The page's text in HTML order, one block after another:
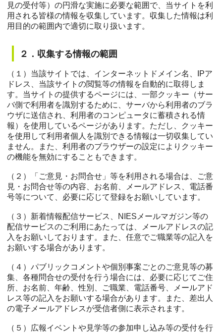
見の受付等）の円滑な実施に必要な範囲で、当サイトを利
用される皆様の情報を収集しています。収集した情報は利
用目的の範囲内で適切に取り扱います。
２．収集する情報の範囲
（１）当該サイトでは、インターネットドメイン名、IPア
ドレス、当該サイトの閲覧等の情報を自動的に取得しま
す。当サイトの提供するページには、一部クッキー（サー
バ側で利用者を識別するために、サーバから利用者のブラ
ウザに送信され、利用者のコンピュータに蓄積される情
報）を使用しているページがあります。ただし、クッキー
を使用して利用者個人を識別できる情報は一切収集してい
ません。また、利用者のブラウザーの設定によりクッキー
の機能を無効にすることもできます。
（２）「ご意見・お問合せ」等を利用される場合は、ご意
見・お問合せ等の内容、お名前、メールアドレス、電話番
号等について、必要に応じて登録をお願いしています。
（３）新着情報配信サービス、NIESメールマガジン等の
配信サービスのご利用にあたっては、メールアドレスの記
入をお願いしております。また、任意でご職業等の記入を
お願いする場合があります。
（４）パブリックコメントや個別事案ごとのご意見等の募
集、各種問合せの受付を行う場合には、必要に応じてご住
所、お名前、年齢、性別、ご職業、電話番号、メールアド
レス等の記入をお願いする場合があります。また、差出人
の電子メールアドレスが受信者側に表示されます。
（５）広報イベントや見学等の参加申し込み等の受付を行